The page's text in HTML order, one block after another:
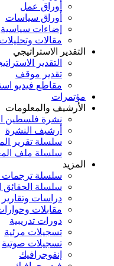
أوراق عمل
أوراق سياسات
إضاءات سياسية
مقالات
التقدير الاستراتيجي
التقدير
تقدير موقف
مقاطع فيديو
مؤتمرات
الأرشيف والمعلومات
نشرة فلسطين
أرشيف النشرة
سلسلة تقرير
سلسلة ملف
المزيد
سلسلة ترجمات
سلسلة الحقائق
دراسات وتقارير
مقابلات
دورات تدريبية
تسجيلات مرئية
تسجيلات صوتية
إنفوجرافيك